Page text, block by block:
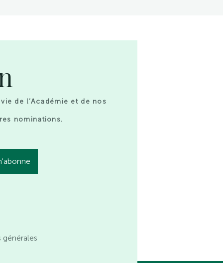
de l’Académie et de nos
nominations.